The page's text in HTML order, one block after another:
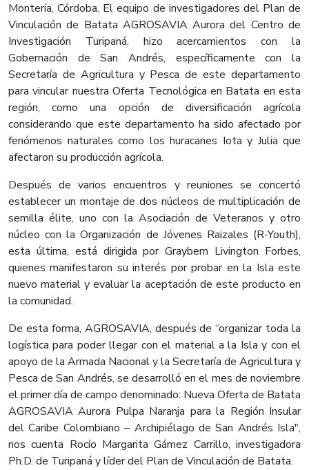
Montería, Córdoba. El equipo de investigadores del Plan de
Vinculación de Batata AGROSAVIA Aurora del Centro de
Investigación Turipaná, hizo acercamientos con la
Gobernación de San Andrés, específicamente con la
Secretaría de Agricultura y Pesca de este departamento
para vincular nuestra Oferta Tecnológica en Batata en esta
región, como una opción de diversificación agrícola
considerando que este departamento ha sido afectado por
fenómenos naturales como los huracanes Iota y Julia que
afectaron su producción agrícola.
Después de varios encuentros y reuniones se concertó
establecer un montaje de dos núcleos de multiplicación de
semilla élite, uno con la Asociación de Veteranos y otro
núcleo con la Organización de Jóvenes Raizales (R-Youth),
esta última, está dirigida por Graybern Livington Forbes,
quienes manifestaron su interés por probar en la Isla este
nuevo material y evaluar la aceptación de este producto en
la comunidad.
De esta forma, AGROSAVIA, después de “organizar toda la
logística para poder llegar con el material a la Isla y con el
apoyo de la Armada Nacional y la Secretaría de Agricultura y
Pesca de San Andrés, se desarrolló en el mes de noviembre
el primer día de campo denominado: Nueva Oferta de Batata
AGROSAVIA Aurora Pulpa Naranja para la Región Insular
del Caribe Colombiano – Archipiélago de San Andrés Isla",
nos cuenta Rocío Margarita Gámez Carrillo, investigadora
Ph.D. de Turipaná y líder del Plan de Vinculación de Batata.